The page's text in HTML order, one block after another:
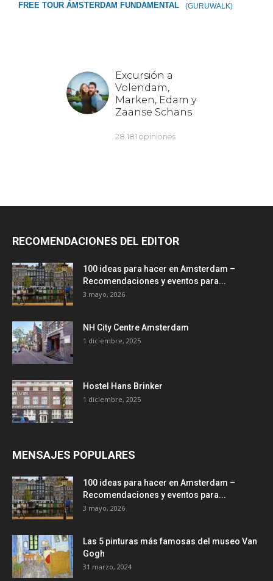
FREE TOUR ÁMSTERDAM FUNDAMENTAL (GURUWALK)
RECOMENDACIONES DEL EDITOR
100 ideas para hacer en Amsterdam –
Recomendaciones y eventos para...
3 mayo, 2026
NH City Centre Amsterdam
1 diciembre, 2025
Hostel Hans Brinker
1 diciembre, 2025
MENSAJES POPULARES
100 ideas para hacer en Amsterdam –
Recomendaciones y eventos para...
3 mayo, 2026
Las 5 pinturas más famosas del museo Van
Gogh
31 marzo, 2024